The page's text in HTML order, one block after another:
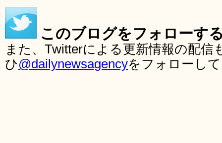
このブログをフォローす
また、Twitterによる更新情報の配
ひ@dailynewsagencyをフォローし